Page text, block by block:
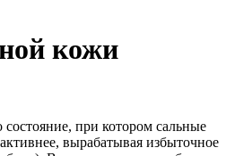
кожи
при котором сальные
вырабатывая избыточное